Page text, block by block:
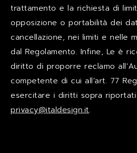
trattamento e la richiesta di
opposizione o portabilità dei
cancellazione, nei limiti e nelle
dal Regolamento. Infine, Le è
diritto di proporre reclamo
competente di cui all’art. 77
esercitare i diritti sopra
privacy@italdesign.it.